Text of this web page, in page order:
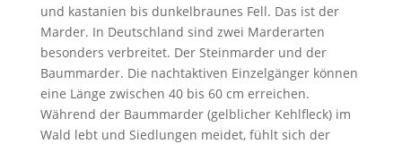
und kastanien bis dunkelbraunes Fell. Das ist der
Marder. In Deutschland sind zwei Marderarten
besonders verbreitet. Der Steinmarder und der
Baummarder. Die nachtaktiven Einzelgänger können
eine Länge zwischen 40 bis 60 cm erreichen.
Während der Baummarder (gelblicher Kehlfleck) im
Wald lebt und Siedlungen meidet, fühlt sich der